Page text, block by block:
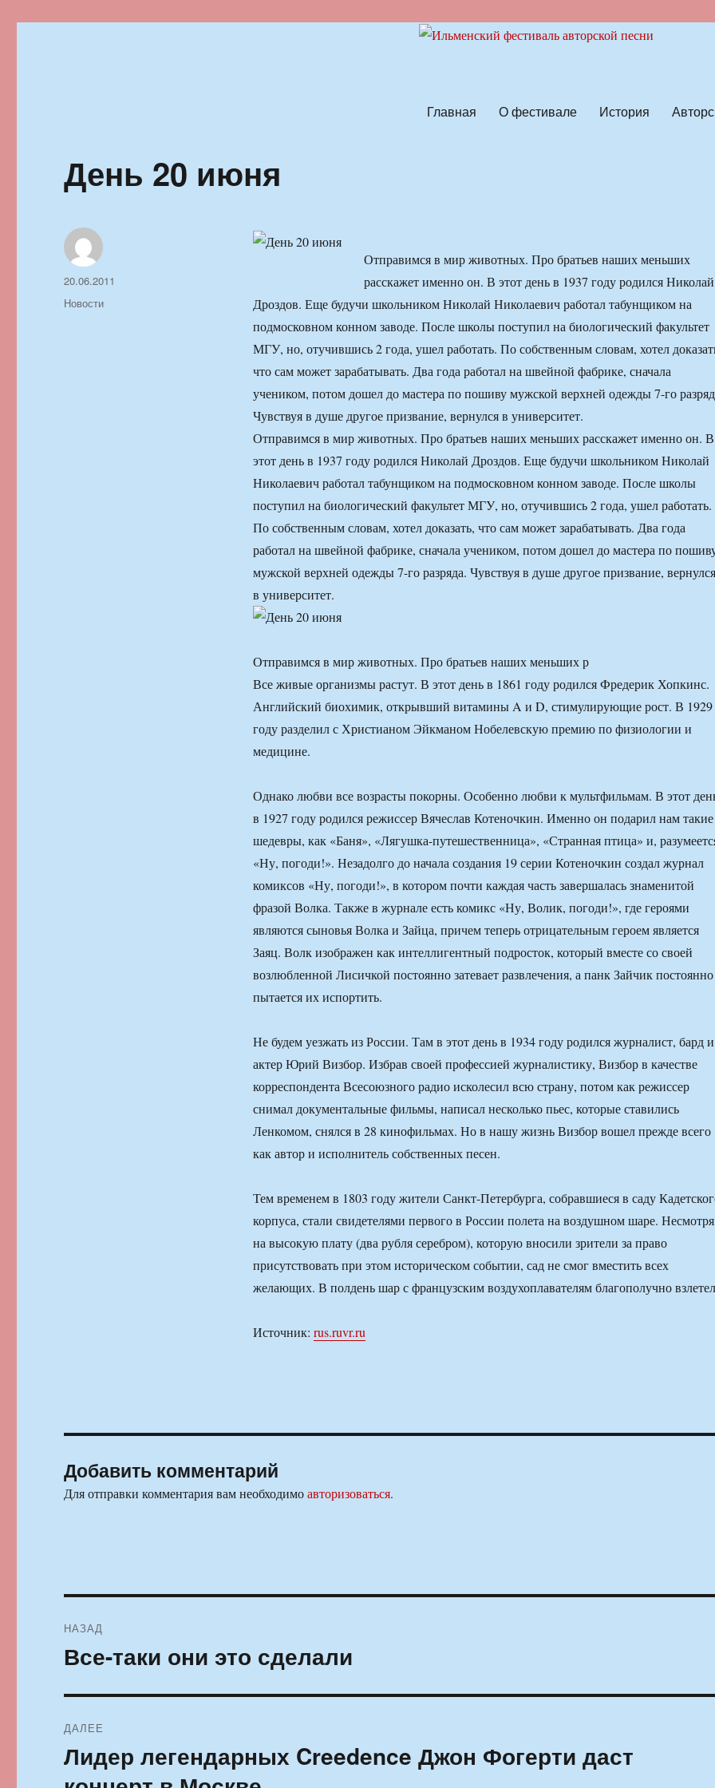
Главная О фестивале История
День 20 июня
Отправимся в мир животных. Про братьев наших меньших
расскажет именно он. В этот день в 1937 году родился Николай
Дроздов. Еще будучи школьником Николай Николаевич работал табунщиком на
подмосковном конном заводе. После школы поступил на биологический факультет
МГУ, но, отучившись 2 года, ушел работать. По собственным словам, хотел
что сам может зарабатывать. Два года работал на швейной фабрике, сначала
учеником, потом дошел до мастера по пошиву мужской верхней одежды 7-го
Чувствуя в душе другое призвание, вернулся в университет.
Отправимся в мир животных. Про братьев наших меньших расскажет именно он. В
этот день в 1937 году родился Николай Дроздов. Еще будучи школьником Николай
Николаевич работал табунщиком на подмосковном конном заводе. После школы
поступил на биологический факультет МГУ, но, отучившись 2 года, ушел работать.
По собственным словам, хотел доказать, что сам может зарабатывать. Два года
работал на швейной фабрике, сначала учеником, потом дошел до мастера по
мужской верхней одежды 7-го разряда. Чувствуя в душе другое призвание, вернулся
в университет.
Отправимся в мир животных. Про братьев наших меньших р
Все живые организмы растут. В этот день в 1861 году родился Фредерик Хопкинс.
Английский биохимик, открывший витамины A и D, стимулирующие рост. В 1929
году разделил с Христианом Эйкманом Нобелевскую премию по физиологии и
медицине.
Однако любви все возрасты покорны. Особенно любви к мультфильмам. В этот
в 1927 году родился режиссер Вячеслав Котеночкин. Именно он подарил нам такие
шедевры, как «Баня», «Лягушка-путешественница», «Странная птица» и,
«Ну, погоди!». Незадолго до начала создания 19 серии Котеночкин создал журнал
комиксов «Ну, погоди!», в котором почти каждая часть завершалась знаменитой
фразой Волка. Также в журнале есть комикс «Ну, Волик, погоди!», где героями
являются сыновья Волка и Зайца, причем теперь отрицательным героем является
Заяц. Волк изображен как интеллигентный подросток, который вместе со своей
возлюбленной Лисичкой постоянно затевает развлечения, а панк Зайчик постоянно
пытается их испортить.
Не будем уезжать из России. Там в этот день в 1934 году родился журналист, бард и
актер Юрий Визбор. Избрав своей профессией журналистику, Визбор в качестве
корреспондента Всесоюзного радио исколесил всю страну, потом как режиссер
снимал документальные фильмы, написал несколько пьес, которые ставились
Ленкомом, снялся в 28 кинофильмах. Но в нашу жизнь Визбор вошел прежде всего
как автор и исполнитель собственных песен.
Тем временем в 1803 году жители Санкт-Петербурга, собравшиеся в саду
корпуса, стали свидетелями первого в России полета на воздушном шаре. Несмотря
на высокую плату (два рубля серебром), которую вносили зрители за право
присутствовать при этом историческом событии, сад не смог вместить всех
желающих. В полдень шар с французским воздухоплавателям благополучно
Источник: rus.ruvr.ru
Автор
Опубликовано
20.06.2011
Рубрики
Новости
Добавить комментарий
Для отправки комментария вам необходимоавторизоваться.
по
НАЗАД
Предыдущая
Все-таки они это сделали
ДАЛЕЕ
Следующая
запись:
Лидер легендарных Creedence Джон Фогерти даст